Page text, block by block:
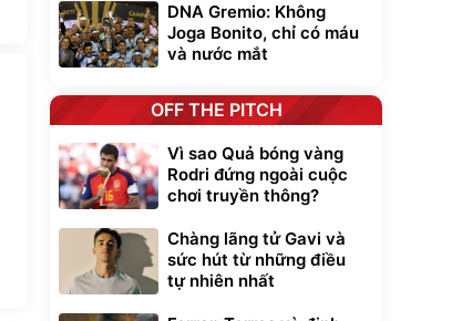
DNA Gremio: Không
Joga Bonito, chỉ có máu
và nước mắt
OFF THE PITCH
Vì sao Quả bóng vàng
Rodri đứng ngoài cuộc
chơi truyền thông?
Chàng lãng tử Gavi và
sức hút từ những điều
tự nhiên nhất